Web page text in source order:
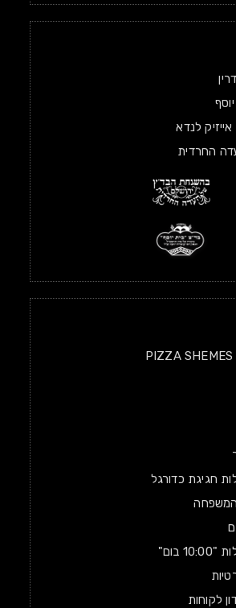
לנדא
החרדית
PIZZA SHEMES
חגיגת כדורגל
המשפחה
בום"
לקוחות